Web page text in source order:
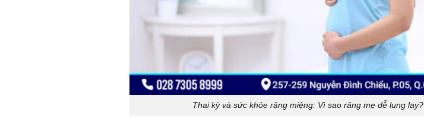
Thai kỳ và sức khỏe răng miệng: Vì sao răng mẹ dễ lung lay?